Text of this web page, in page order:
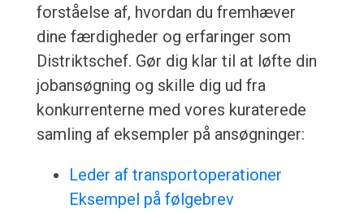
forståelse af, hvordan du fremhæver
dine færdigheder og erfaringer som
Distriktschef. Gør dig klar til at løfte din
jobansøgning og skille dig ud fra
konkurrenterne med vores kuraterede
samling af eksempler på ansøgninger:
Leder af transportoperationer
Eksempel på følgebrev